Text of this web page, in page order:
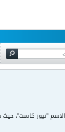
الاسم "نيوز كاست"،